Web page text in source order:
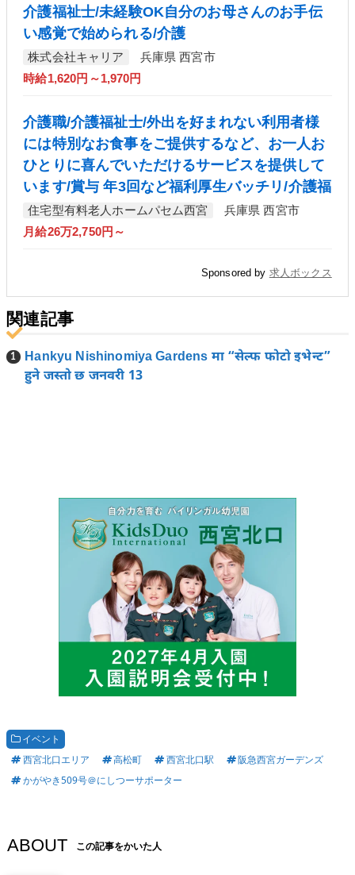
介護福祉士/未経験OK自分のお母さんのお手伝
い感覚で始められる/介護
株式会社キャリア
兵庫県 西宮市
時給1,620円～1,970円
介護職/介護福祉士/外出を好まれない利用者様
には特別なお食事をご提供するなど、お一人お
ひとりに喜んでいただけるサービスを提供して
います/賞与 年3回など福利厚生バッチリ/介護福
住宅型有料老人ホームパセム西宮
兵庫県 西宮市
月給26万2,750円～
Sponsored by 求人ボックス
関連記事
Hankyu Nishinomiya Gardens मा “सेल्फ फोटो इभेन्ट”
हुने जस्तो छ जनवरी 13
イベント
西宮北口エリア
高松町 西宮北口駅
阪急西宮ガーデンズ
かがやき509号＠にしつーサポーター
ABOUT この記事をかいた人